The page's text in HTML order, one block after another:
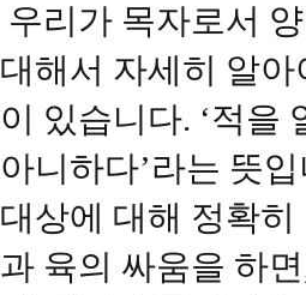
우리가 목자로서
대해서 자세히 알
이 있습니다. ‘적을
아니하다’라는 뜻
대상에 대해 정확
과 육의 싸움을 하